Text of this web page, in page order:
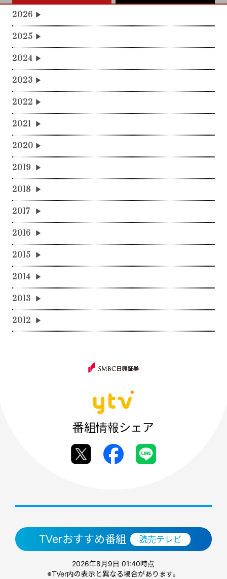
2026
2025
2024
2023
2022
2021
2020
2019
2018
2017
2016
2015
2014
2013
2012
番組情報シェア
TVerおすすめ番組 読売テレビ
2026年8月9日 01:40時点
※TVer内の表示と異なる場合があります。